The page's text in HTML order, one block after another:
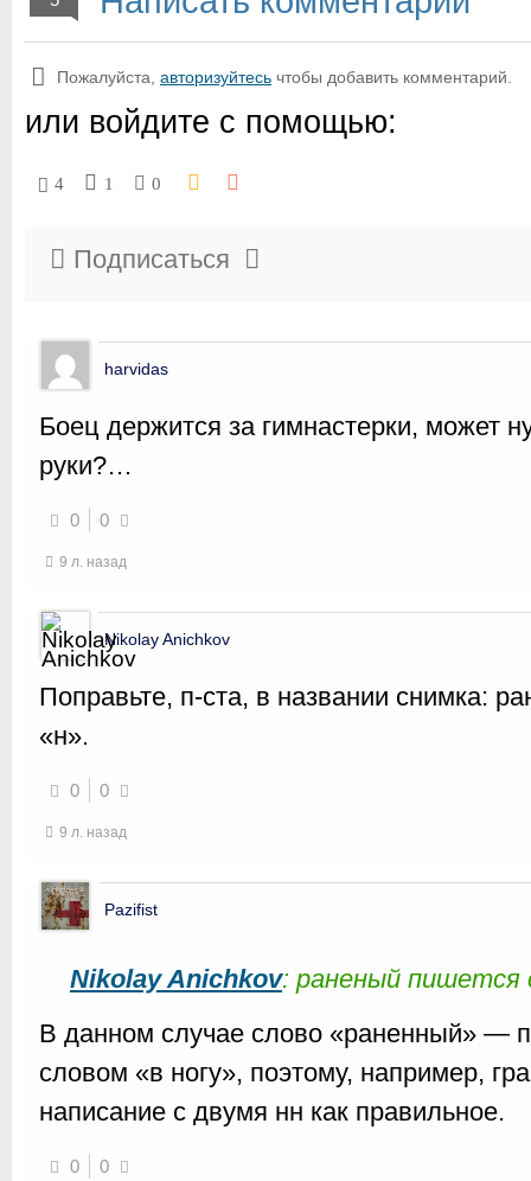
Пожалуйста, авторизуйтесь чтобы добавить комментарий.
или войдите с помощью:
4 1 0
Подписаться
harvidas
Боец держится за гимнастерки, может
руки?…
0 0
9 л. назад
Nikolay Anichkov
Поправьте, п-ста, в названии снимка:
«н».
0 0
9 л. назад
Pazifist
Nikolay Anichkov: раненый пишется
В данном случае слово «раненный» —
словом «в ногу», поэтому, например,
написание с двумя нн как правильное.
0 0